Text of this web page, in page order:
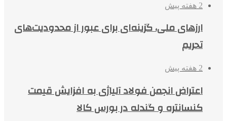
2 هفته پیش
ارزهای ملی، گزینه‌ای برای عبور از محدودیت‌های
تحریم
2 هفته پیش
اعتراض انجمن فولاد آلیاژی به افزایش قیمت
کنسانتره و گندله در بورس کالا